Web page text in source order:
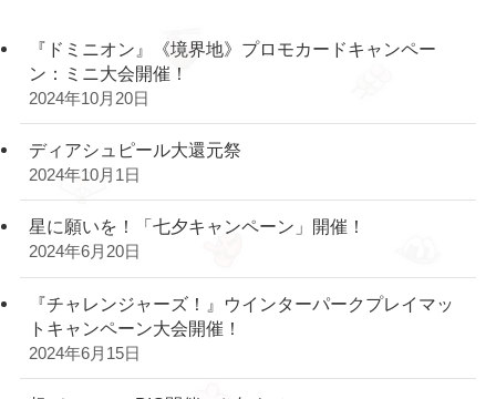
『ドミニオン』《境界地》プロモカードキャンペー
ン：ミニ大会開催！
2024年10月20日
ディアシュピール大還元祭
2024年10月1日
星に願いを！「七夕キャンペーン」開催！
2024年6月20日
『チャレンジャーズ！』ウインターパークプレイマッ
トキャンペーン大会開催！
2024年6月15日